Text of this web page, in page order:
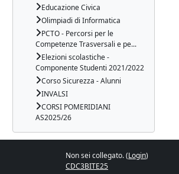
Educazione Civica
Olimpiadi di Informatica
PCTO - Percorsi per le
Competenze Trasversali e pe...
Elezioni scolastiche -
Componente Studenti 2021/2022
Corso Sicurezza - Alunni
INVALSI
CORSI POMERIDIANI
AS2025/26
Non sei collegato. (Login)
CDC3BITE25